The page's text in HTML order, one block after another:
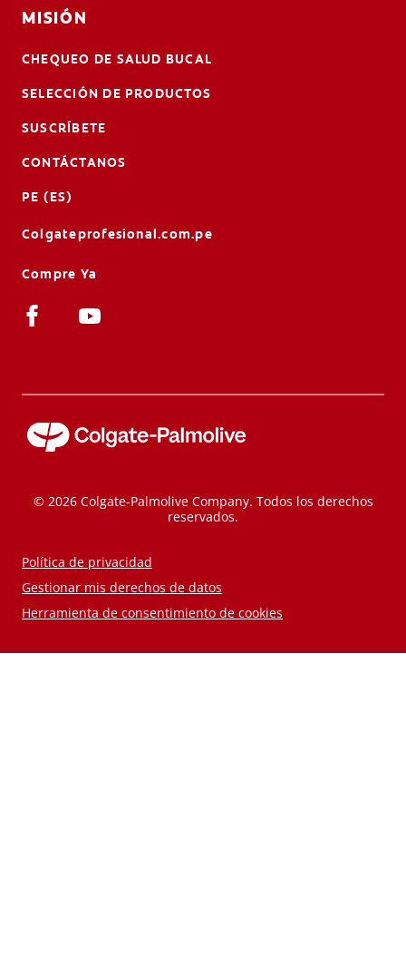
MISIÓN
CHEQUEO DE SALUD BUCAL
SELECCIÓN DE PRODUCTOS
SUSCRÍBETE
CONTÁCTANOS
PE (ES)
Colgateprofesional.com.pe
Compre Ya
© 2026 Colgate-Palmolive Company. Todos los derechos
reservados.
Política de privacidad
Gestionar mis derechos de datos
Herramienta de consentimiento de cookies